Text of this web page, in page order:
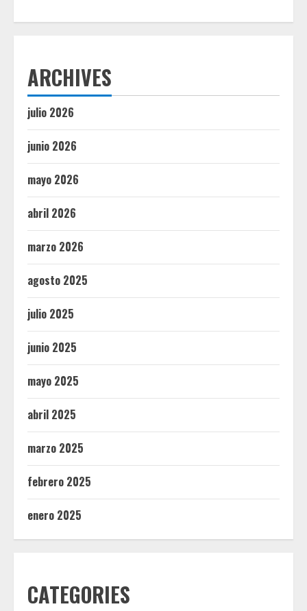
ARCHIVES
julio 2026
junio 2026
mayo 2026
abril 2026
marzo 2026
agosto 2025
julio 2025
junio 2025
mayo 2025
abril 2025
marzo 2025
febrero 2025
enero 2025
CATEGORIES